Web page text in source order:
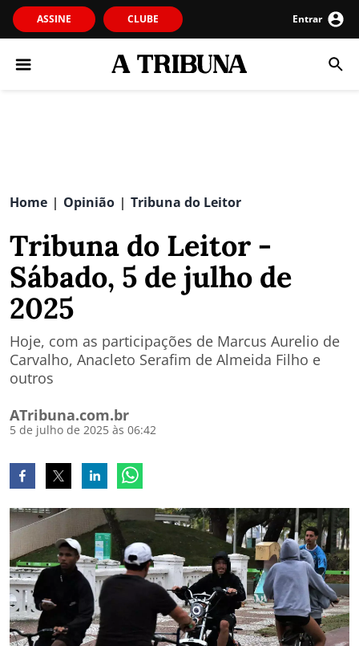
ASSINE CLUBE Entrar
Home | Opinião | Tribuna do Leitor
Tribuna do Leitor -
Sábado, 5 de julho de
2025
Hoje, com as participações de Marcus Aurelio de
Carvalho, Anacleto Serafim de Almeida Filho e
outros
ATribuna.com.br
5 de julho de 2025 às 06:42